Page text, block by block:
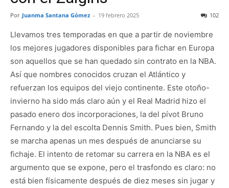
Por Juanma Santana Gómez - 19 febrero 2025 102
Llevamos tres temporadas en que a partir de noviembre
los mejores jugadores disponibles para fichar en Europa
son aquellos que se han quedado sin contrato en la NBA.
Así que nombres conocidos cruzan el Atlántico y
refuerzan los equipos del viejo continente. Este otoño-
invierno ha sido más claro aún y el Real Madrid hizo el
pasado enero dos incorporaciones, la del pívot Bruno
Fernando y la del escolta Dennis Smith. Pues bien, Smith
se marcha apenas un mes después de anunciarse su
fichaje. El intento de retomar su carrera en la NBA es el
argumento que se expone, pero el trasfondo es claro: no
está bien físicamente después de diez meses sin jugar y